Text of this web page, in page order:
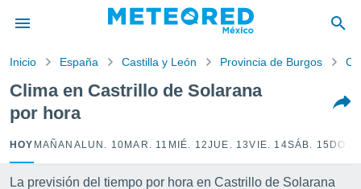
ha sido
para
que se
calidad.
a este
Inicio España Castilla y León Provincia de Burgos
Clima en Castrillo de Solarana
por hora
HOY MAÑANA LUN. 10 MAR. 11 MIÉ. 12JUE. 13VIE. 14SÁB. 15
La previsión del tiempo por hora en Castrillo de Solarana